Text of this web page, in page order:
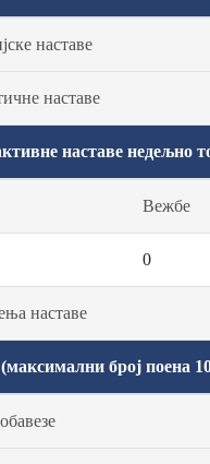
наставе
наставе
наставе недељно
Вежбе
0
наставе
број поена